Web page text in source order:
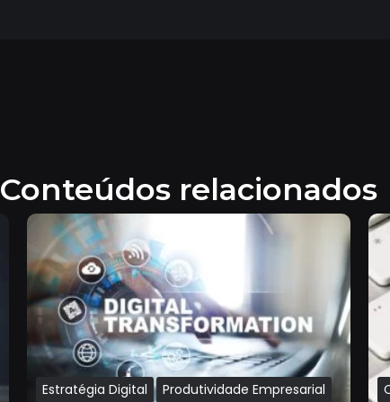
Conteúdos relacionados
Estratégia Digital Produtividade Empresarial